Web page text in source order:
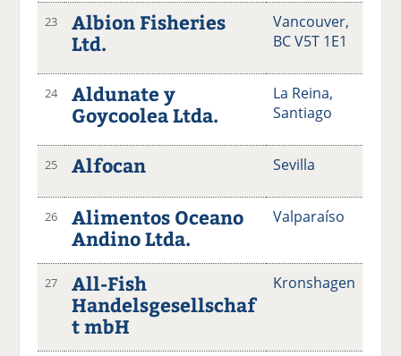
23
Albion Fisheries
Ltd.
Vancouver,
BC V5T 1E1
24
Aldunate y
Goycoolea Ltda.
La Reina,
Santiago
25 Alfocan Sevilla
26
Alimentos Oceano
Andino Ltda.
Valparaíso
27
All-Fish
Handelsgesellschaf
t mbH
Kronshagen